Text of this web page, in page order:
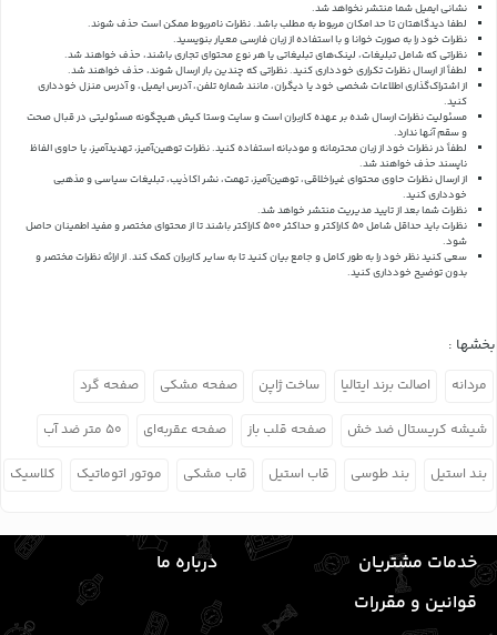
نشانی ایمیل شما منتشر نخواهد شد.
لطفا دیدگاهتان تا حد امکان مربوط به مطلب باشد. نظرات نامربوط ممکن است حذف شوند.
نظرات خود را به صورت خوانا و با استفاده از زبان فارسی معیار بنویسید.
نظراتی که شامل تبلیغات، لینک‌های تبلیغاتی یا هر نوع محتوای تجاری باشند، حذف خواهند شد.
لطفاً از ارسال نظرات تکراری خودداری کنید. نظراتی که چندین بار ارسال شوند، حذف خواهند شد.
از اشتراک‌گذاری اطلاعات شخصی خود یا دیگران، مانند شماره تلفن، آدرس ایمیل، و آدرس منزل خودداری
کنید.
مسئولیت نظرات ارسال شده بر عهده کاربران است و سایت وستا کیش هیچگونه مسئولیتی در قبال صحت
و سقم آنها ندارد.
لطفاً در نظرات خود از زبان محترمانه و مودبانه استفاده کنید. نظرات توهین‌آمیز، تهدیدآمیز، یا حاوی الفاظ
ناپسند حذف خواهند شد.
از ارسال نظرات حاوی محتوای غیراخلاقی، توهین‌آمیز، تهمت، نشر اکاذیب، تبلیغات سیاسی و مذهبی
خودداری کنید.
نظرات شما بعد از تایید مدیریت منتشر خواهد شد.
نظرات باید حداقل شامل 50 کاراکتر و حداکثر 500 کاراکتر باشند تا از محتوای مختصر و مفید اطمینان حاصل
شود.
سعی کنید نظر خود را به طور کامل و جامع بیان کنید تا به سایر کاربران کمک کند.از ارائه نظرات مختصر و
بدون توضیح خودداری کنید.
بخشها :
مردانه اصالت برند ایتالیا ساخت ژاپن صفحه مشکی صفحه گرد
شیشه کریستال ضد خش صفحه قلب باز صفحه عقربه‌ای ۵۰ متر ضد آب
بند استیل بند طوسی قاب استیل قاب مشکی موتور اتوماتیک کلاسیک
خدمات مشتریان
درباره ما
قوانین و مقررات